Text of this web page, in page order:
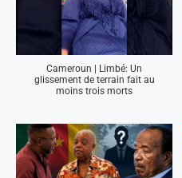
Cameroun | Limbé: Un
glissement de terrain fait au
moins trois morts